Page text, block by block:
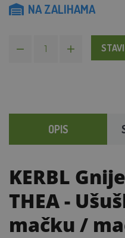
NA ZALIHAMA
OPIS
KERBL
THEA-
mačku /